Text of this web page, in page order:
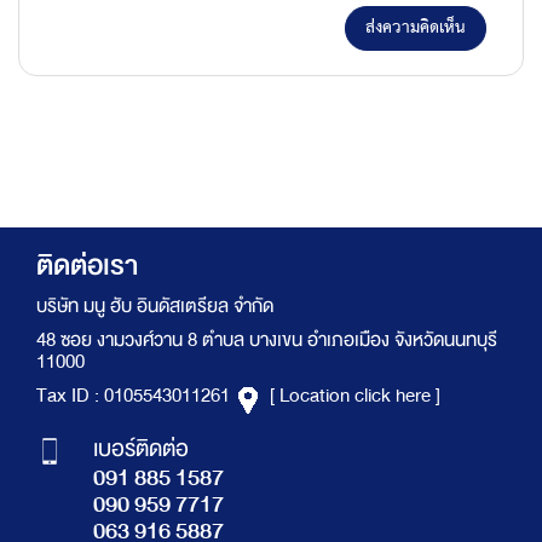
ส่งความคิดเห็น
ติดต่อเรา
บริษัท มนู ฮับ อินดัสเตรียล จำกัด
48 ซอย งามวงศ์วาน 8 ตำบล บางเขน อำเภอเมือง จังหวัดนนทบุรี
11000
Tax ID : 0105543011261
[ Location click here ]
เบอร์ติดต่อ
091 885 1587
090 959 7717
063 916 5887